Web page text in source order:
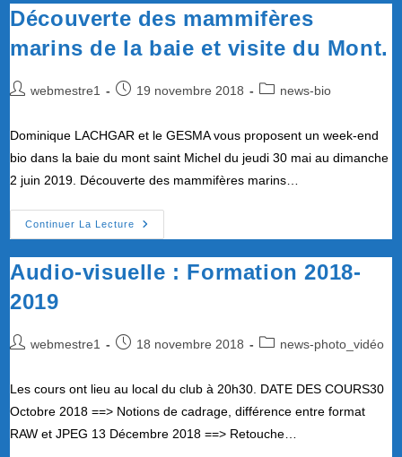
Les
Mers
Découverte des mammifères
marins de la baie et visite du Mont.
Auteur/autrice
publication :
webmestre1
Publication
19 novembre 2018
Postnews-bio
Dominique LACHGAR et le GESMA vous proposent un week-end
bio dans la baie du mont saint Michel du jeudi 30 mai au dimanche
2 juin 2019. Découverte des mammifères marins…
Continuer La Lecture
Découverte
Des
Marins
De
Du
Mont.
Audio-visuelle : Formation 2018-
2019
Auteur/autrice
webmestre1
Publication
18 novembre 2018
Postnews-photo_vidéo
Les cours ont lieu au local du club à 20h30. DATE DES COURS30
Octobre 2018 ==> Notions de cadrage, différence entre format
RAW et JPEG 13 Décembre 2018 ==> Retouche…